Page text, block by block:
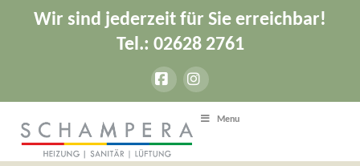
Wir sind jederzeit für Sie erreichbar!
Tel.: 02628 2761
FacebookInstagram
Menu